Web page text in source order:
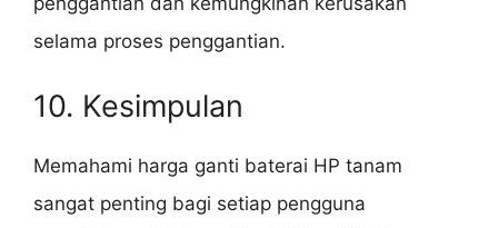
selama proses penggantian.
10. Kesimpulan
Memahami harga ganti baterai HP tanam
sangat penting bagi setiap pengguna